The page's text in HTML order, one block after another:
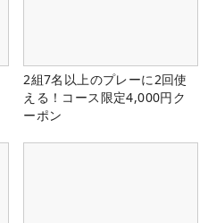
2組7名以上のプレーに2回使
える！コース限定4,000円ク
ーポン